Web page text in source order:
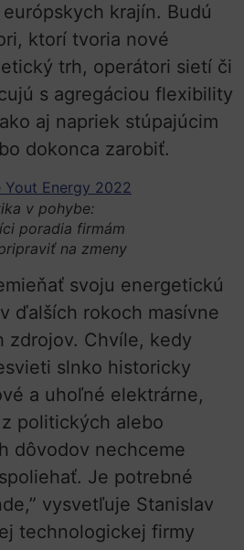
krajín. Budú
ktorí tvoria nové
trh, operátori sietí či
s agregáciou flexibility
aj napriek stúpajúcim
dokonca zarobiť.
v pohybe:
poradia firmám
na zmeny
svoju energetickú
ďalších rokoch masívne
zdrojov. Chvíle, kedy
slnko historicky
a uhoľné elektrárne,
politických alebo
dôvodov nechceme
Je potrebné
vysvetľuje Stanislav
technologickej firmy